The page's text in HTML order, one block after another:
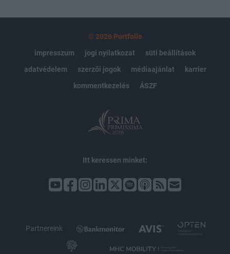
© 2026 Portfolio
impresszum
jogi nyilatkozat
süti beállítások
adatvédelem
szerzői jogok médiaajánlat
karrier
kommentkezelés
ÁSZF
Itt keressen minket:
Partnereink